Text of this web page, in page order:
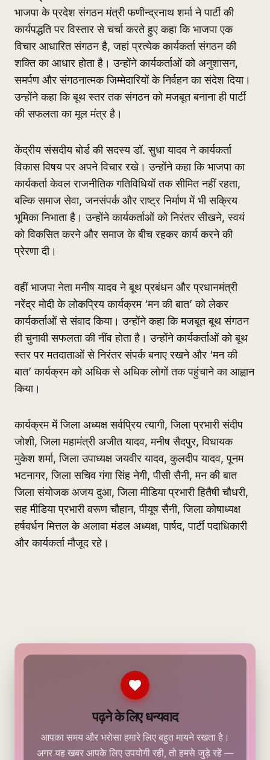
भाजपा के प्रदेश संगठन मंत्री फणीन्द्रनाथ शर्मा ने पार्टी की
कार्यपद्धति पर विस्तार से चर्चा करते हुए कहा कि भाजपा एक
विचार आधारित संगठन है, जहां प्रत्येक कार्यकर्ता संगठन की
शक्ति का आधार होता है। उन्होंने कार्यकर्ताओं को अनुशासन,
समर्पण और संगठनात्मक जिम्मेदारियों के निर्वहन का संदेश दिया।
उन्होंने कहा कि बूथ स्तर तक संगठन को मजबूत बनाना ही पार्टी
की सफलता का मूल मंत्र है।
केंद्रीय संसदीय बोर्ड की सदस्य डॉ. सुधा यादव ने कार्यकर्ता
विकास विषय पर अपने विचार रखे। उन्होंने कहा कि भाजपा का
कार्यकर्ता केवल राजनीतिक गतिविधियों तक सीमित नहीं रहता,
बल्कि समाज सेवा, जनसंपर्क और राष्ट्र निर्माण में भी सक्रिय
भूमिका निभाता है। उन्होंने कार्यकर्ताओं को निरंतर सीखने, स्वयं
को विकसित करने और समाज के बीच रहकर कार्य करने की
प्रेरणा दी।
वहीं भाजपा नेता मनीष यादव ने बूथ प्रबंधन और प्रधानमंत्री
नरेंद्र मोदी के लोकप्रिय कार्यक्रम ‘मन की बात’ को लेकर
कार्यकर्ताओं से संवाद किया। उन्होंने कहा कि मजबूत बूथ संगठन
ही चुनावी सफलता की नींव होता है। उन्होंने कार्यकर्ताओं को बूथ
स्तर पर मतदाताओं से निरंतर संपर्क बनाए रखने और ‘मन की
बात’ कार्यक्रम को अधिक से अधिक लोगों तक पहुंचाने का आह्वान
किया।
कार्यक्रम में जिला अध्यक्ष सर्वप्रिय त्यागी, जिला प्रभारी संदीप
जोशी, जिला महामंत्री अजीत यादव, मनीष सैदपुर, विधायक
मुकेश शर्मा, जिला उपाध्यक्ष जयवीर यादव, कुलदीप यादव, पूनम
भटनागर, जिला सचिव गंगा सिंह नेगी, पीसी सैनी, मन की बात
जिला संयोजक अजय दुआ, जिला मीडिया प्रभारी हितैषी चौधरी,
सह मीडिया प्रभारी वरूण चौहान, पीयूष सैनी, जिला कोषाध्यक्ष
हर्षवर्धन मित्तल के अलावा मंडल अध्यक्ष, पार्षद, पार्टी पदाधिकारी
और कार्यकर्ता मौजूद रहे।
पढ़ने के लिए धन्यवाद
आपका समय और भरोसा हमारे लिए बहुत मायने रखता है।
अगर यह खबर आपके लिए उपयोगी रही, तो हमसे जुड़े रहें —